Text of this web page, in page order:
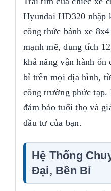
Hyundai HD320 nhập
công thức bánh xe
mạnh mẽ, dung tích
khả năng vận hành
bỉ trên mọi địa hình,
công trường phức
đảm bảo tuổi thọ và
đầu tư của bạn.
Hệ Thống
Đại, Bền Bỉ